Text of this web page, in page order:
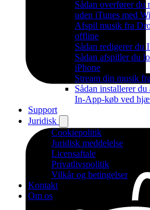
Sådan overfører
uden iTunes med
Afspil musik fra
offline
Sådan redigerer du
Sådan afspiller du
iPhone
Stream din musik
Sådan installerer
In-App-køb ved
Support
Juridisk
Cookiepolitik
Juridisk meddelelse
Licensaftale
Privatlivspolitik
Vilkår og betingelser
Kontakt
Om os